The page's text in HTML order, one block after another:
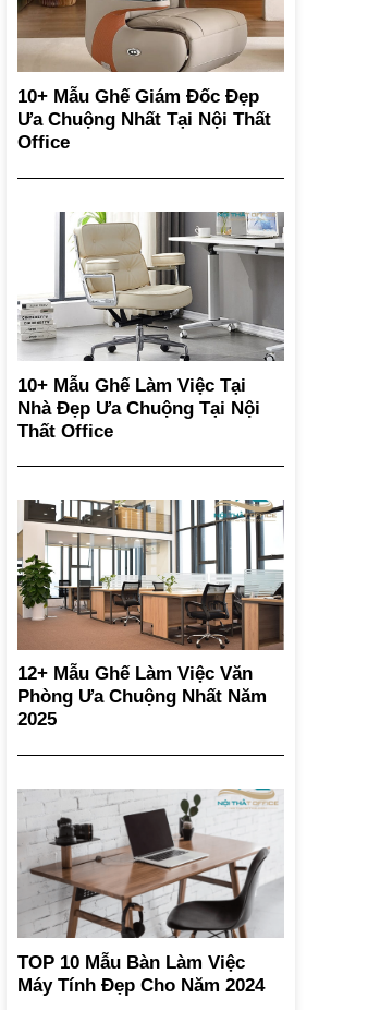
10+ Mẫu Ghế Giám Đốc Đẹp
Ưa Chuộng Nhất Tại Nội Thất
Office
10+ Mẫu Ghế Làm Việc Tại
Nhà Đẹp Ưa Chuộng Tại Nội
Thất Office
12+ Mẫu Ghế Làm Việc Văn
Phòng Ưa Chuộng Nhất Năm
2025
TOP 10 Mẫu Bàn Làm Việc
Máy Tính Đẹp Cho Năm 2024